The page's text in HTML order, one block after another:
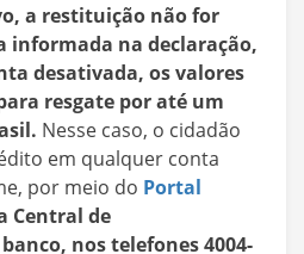
a restituição não for
informada na declaração,
desativada, os valores
resgate por até um
Nesse caso, o cidadão
em qualquer conta
por meio do Portal
Central de
nos telefones 4004-